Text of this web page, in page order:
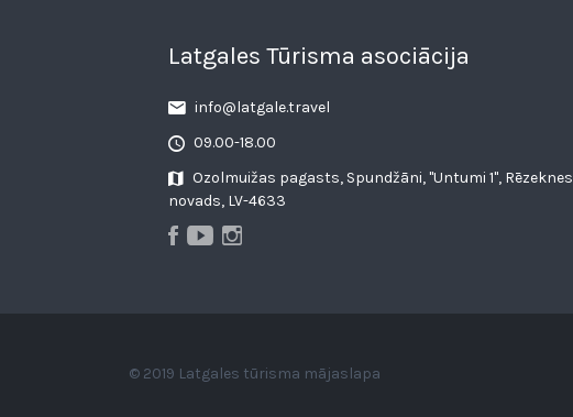
Latgales Tūrisma asociācija
info@latgale.travel
09.00-18.00
Ozolmuižas pagasts, Spundžāni, "Untumi 1", Rēzeknes
novads, LV-4633
© 2019 Latgales tūrisma mājaslapa